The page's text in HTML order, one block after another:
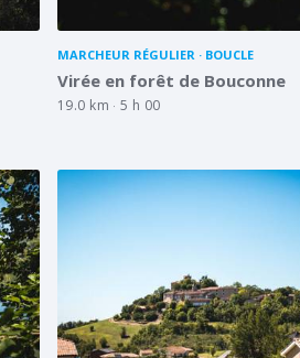
MARCHEUR RÉGULIER BOUCLE
Virée en forêt de Bouconne
19.0 km 5 h 00